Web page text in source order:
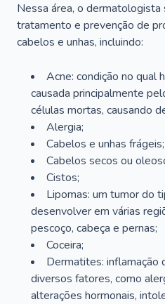
Nessa área, o dermatologista
tratamento e prevenção de
cabelos e unhas, incluindo:
Acne: condição no qual
causada principalmente
células mortas, causando
Alergia;
Cabelos e unhas frágeis;
Cabelos secos ou
Cistos;
Lipomas: um tumor do
desenvolver em várias
pescoço, cabeça e pernas;
Coceira;
Dermatites: inflamação
diversos fatores, como
alterações hormonais,